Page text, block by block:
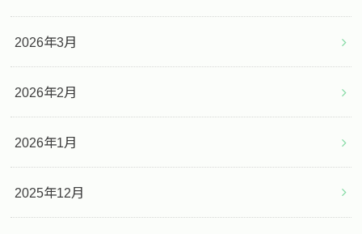
2026年3月
2026年2月
2026年1月
2025年12月